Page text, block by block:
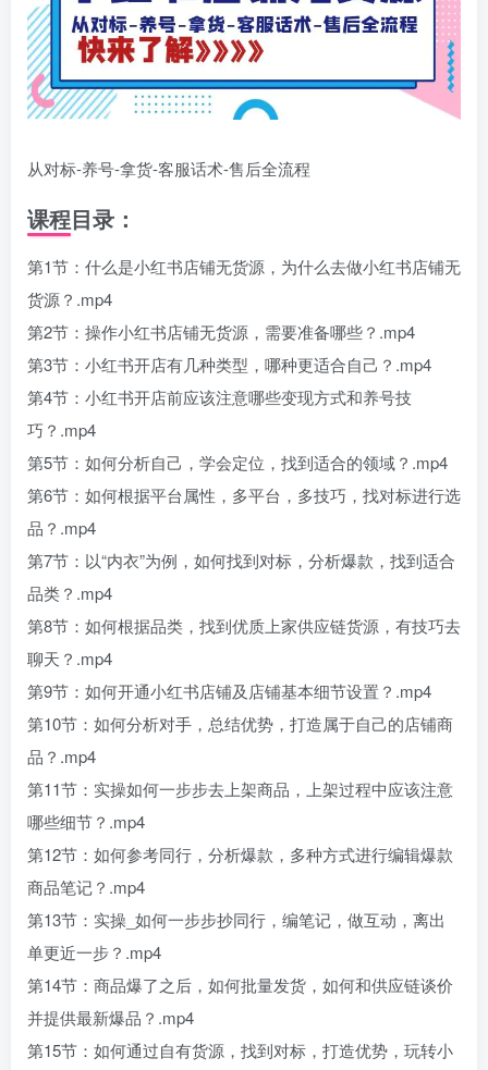
从对标-养号-拿货-客服话术-售后全流程
课程目录：
第1节：什么是小红书店铺无货源，为什么去做小红书店铺无
货源？.mp4
第2节：操作小红书店铺无货源，需要准备哪些？.mp4
第3节：小红书开店有几种类型，哪种更适合自己？.mp4
第4节：小红书开店前应该注意哪些变现方式和养号技
巧？.mp4
第5节：如何分析自己，学会定位，找到适合的领域？.mp4
第6节：如何根据平台属性，多平台，多技巧，找对标进行选
品？.mp4
第7节：以“内衣”为例，如何找到对标，分析爆款，找到适合
品类？.mp4
第8节：如何根据品类，找到优质上家供应链货源，有技巧去
聊天？.mp4
第9节：如何开通小红书店铺及店铺基本细节设置？.mp4
第10节：如何分析对手，总结优势，打造属于自己的店铺商
品？.mp4
第11节：实操如何一步步去上架商品，上架过程中应该注意
哪些细节？.mp4
第12节：如何参考同行，分析爆款，多种方式进行编辑爆款
商品笔记？.mp4
第13节：实操_如何一步步抄同行，编笔记，做互动，离出
单更近一步？.mp4
第14节：商品爆了之后，如何批量发货，如何和供应链谈价
并提供最新爆品？.mp4
第15节：如何通过自有货源，找到对标，打造优势，玩转小